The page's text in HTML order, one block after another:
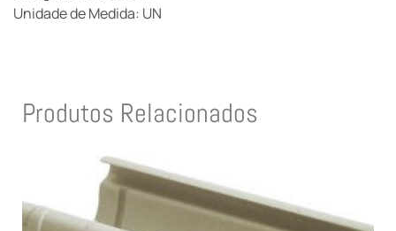
Unidade de Medida: UN
Produtos Relacionados